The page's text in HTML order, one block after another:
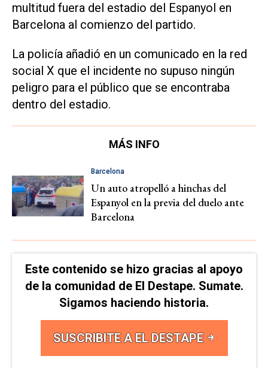
multitud fuera del estadio del Espanyol en
Barcelona al comienzo del partido.
La policía añadió en un comunicado en la red
social X que el incidente no supuso ningún
peligro para el público que se encontraba
dentro del estadio.
MÁS INFO
Barcelona
Un auto atropelló a hinchas del
Espanyol en la previa del duelo ante
Barcelona
Este contenido se hizo gracias al apoyo
de la comunidad de El Destape. Sumate.
Sigamos haciendo historia.
SUSCRIBITE A EL DESTAPE